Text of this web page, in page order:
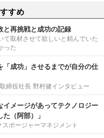
すめ
と再挑戦と成功の記録
て取材させて欲しいと頼んでいた
った
「成功」させるまでが自分の仕
締役社長 野村健インタビュー
イメージがあってテクノロジー
（阿部）」
ポージャーマネジメント